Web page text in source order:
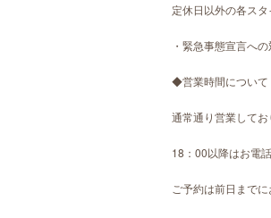
定休日以外の各ス
・緊急事態宣言へ
◆営業時間について
通常通り営業して
18：00以降はお電
ご予約は前日まで